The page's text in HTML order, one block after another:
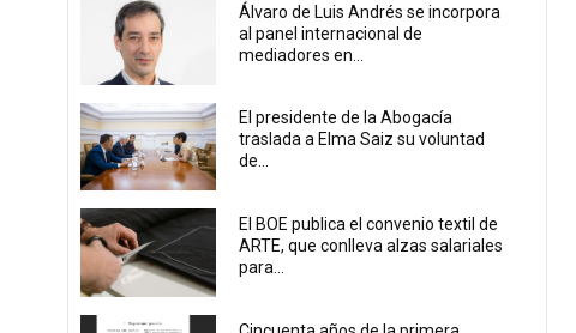
Álvaro de Luis Andrés se incorpora
al panel internacional de
mediadores en...
El presidente de la Abogacía
traslada a Elma Saiz su voluntad
de...
El BOE publica el convenio textil de
ARTE, que conlleva alzas salariales
para...